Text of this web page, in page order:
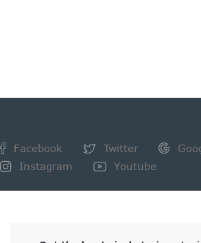
Facebook Twitter
Instagram
Youtube